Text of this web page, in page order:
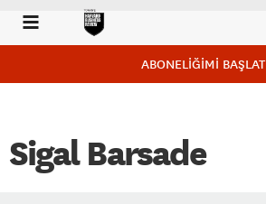
ABONELİĞİMİ BAŞLAT
Sigal Barsade